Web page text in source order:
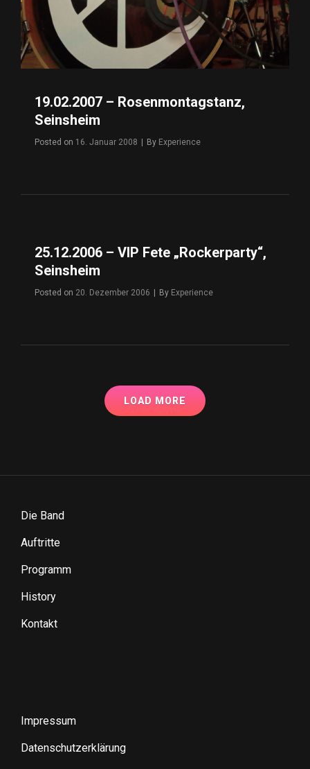
19.02.2007 – Rosenmontagstanz,
Seinsheim
Posted on 16. Januar 2008 By Byline
Experience
25.12.2006 – VIP Fete „Rockerparty“,
Seinsheim
Posted on 20. Dezember 2006 By Byline
Experience
LOAD MORE
Die Band
Auftritte
Programm
History
Kontakt
Impressum
Datenschutzerklärung